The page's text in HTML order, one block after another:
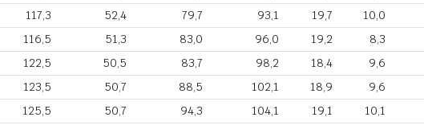
117,3 52,4 79,7 93,1 19,7
10,0
116,5 51,3 83,0 96,0 19,2
8,3
122,5 50,5 83,7 98,2 18,4
9,6
123,5 50,7 88,5 102,1 18,9
9,6
125,5 50,7 94,3 104,1 19,1
10,1